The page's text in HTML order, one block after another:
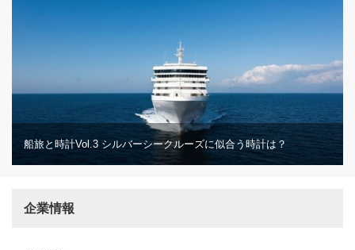
船旅と時計Vol.3 シルバーシークルーズに似合う時計は？
企業情報